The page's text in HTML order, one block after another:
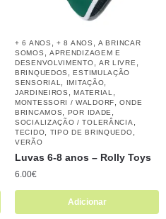
+ 6 ANOS ,+ 8 ANOS ,A BRINCAR
SOMOS
APRENDIZAGEM E
DESENVOLVIMENTO
AR LIVRE
BRINQUEDOS ,ESTIMULAÇÃO
SENSORIAL
IMITAÇÃO
JARDINEIROS ,MATERIAL
MONTESSORI / WALDORF ,ONDE
BRINCAMOS
POR IDADE
SOCIALIZAÇÃO / TOLERÂNCIA
TECIDO TIPO DE BRINQUEDO
VERÃO
Luvas 6-8 anos – Rolly Toys
6.00€
Adicionar